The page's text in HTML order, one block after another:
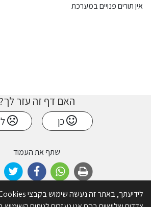
אין תורים פנויים במערכת
האם דף זה עזר לך?
כן
שתף את העמוד